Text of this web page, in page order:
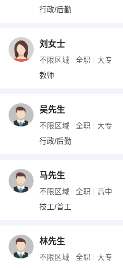
编辑
其他职位
行政/后勤
刘女士
不限区域 全职 大专
教师
吴先生
不限区域 全职 大专
行政/后勤
马先生
不限区域 全职 高中
技工/普工
林先生
不限区域 全职 大专